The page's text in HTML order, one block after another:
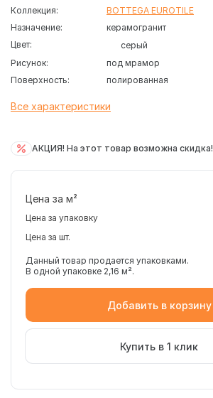
Коллекция:
BOTTEGA EUROTILE
Назначение:
керамогранит
Цвет:
серый
Рисунок:
под мрамор
Поверхность:
полированная
Все характеристики
АКЦИЯ! На этот товар возможна скидка!
Цена за м²
Цена за упаковку
Цена за шт.
Данный товар продается упаковками.
В одной упаковке 2,16 м².
Добавить в корзину
Купить в 1 клик